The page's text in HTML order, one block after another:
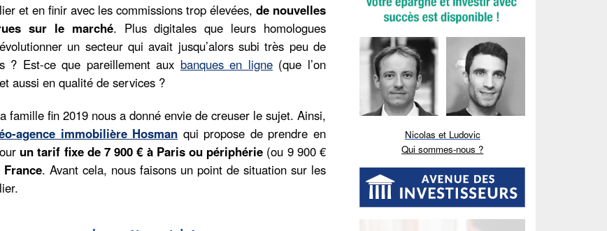
et en finir avec les commissions trop élevées, de nouvelles
sur le marché. Plus digitales que leurs homologues
un secteur qui avait jusqu’alors subi très peu de
? Est-ce que pareillement aux banques en ligne(que l’on
aussi en qualité de services ?
famille fin 2019 nous a donné envie de creuser le sujet. Ainsi,
agence immobilière Hosman qui propose de prendre en
un tarif fixe de 7 900 € à Paris ou périphérie (ou 9 900 €
. Avant cela, nous faisons un point de situation sur les
Nicolas et Ludovic
Qui sommes-nous ?